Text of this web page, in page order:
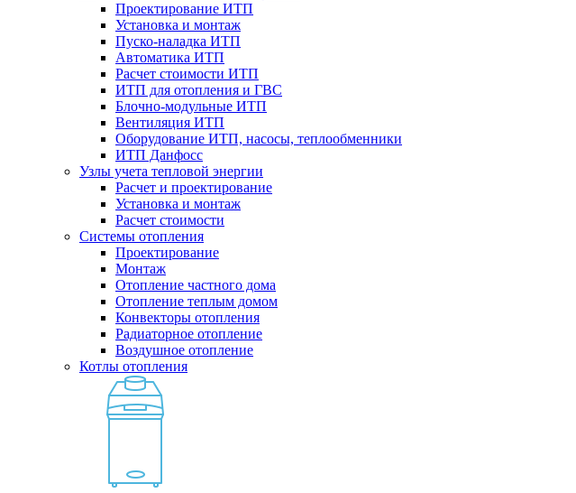
Проектирование ИТП
Установка и монтаж
Пуско-наладка ИТП
Автоматика ИТП
Расчет стоимости ИТП
ИТП для отопления и ГВС
Блочно-модульные ИТП
Вентиляция ИТП
Оборудование ИТП, насосы, теплообменники
ИТП Данфосс
Узлы учета тепловой энергии
Расчет и проектирование
Установка и монтаж
Расчет стоимости
Системы отопления
Проектирование
Монтаж
Отопление частного дома
Отопление теплым домом
Конвекторы отопления
Радиаторное отопление
Воздушное отопление
Котлы отопления